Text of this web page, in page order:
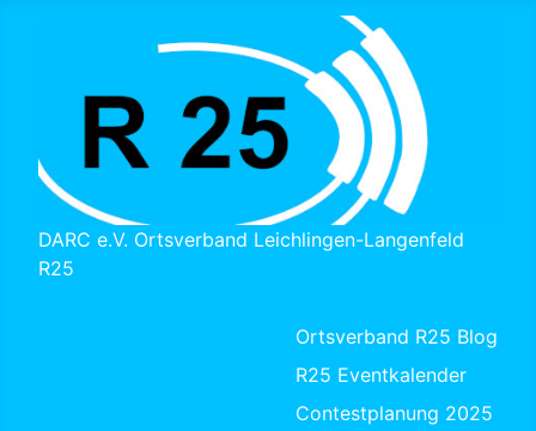
DARC e.V. Ortsverband Leichlingen-Langenfeld
R25
Ortsverband R25 Blog
R25 Eventkalender
Contestplanung 2025